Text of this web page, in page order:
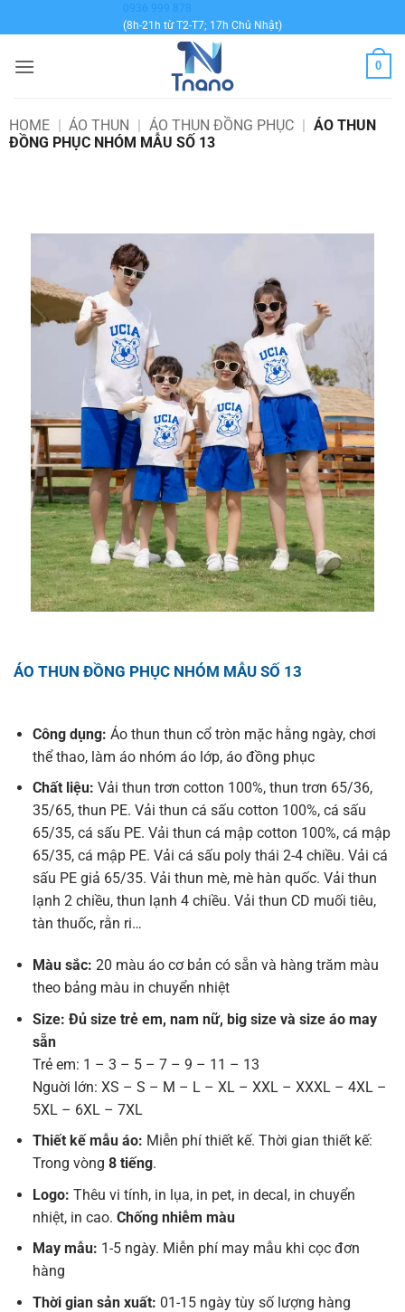
qua
dung
0936 999 878
(8h-21h từ T2-T7; 17h Chủ Nhật)
0
HOME | ÁO THUN | ÁO THUN ĐỒNG PHỤC | ÁO THUN
ĐỒNG PHỤC NHÓM MẪU SỐ 13
ÁO THUN ĐỒNG PHỤC NHÓM MẪU SỐ 13
Công dụng: Áo thun thun cổ tròn mặc hằng ngày, chơi
thể thao, làm áo nhóm áo lớp, áo đồng phục
Chất liệu: Vải thun trơn cotton 100%, thun trơn 65/36,
35/65, thun PE. Vải thun cá sấu cotton 100%, cá sấu
65/35, cá sấu PE. Vải thun cá mập cotton 100%, cá mập
65/35, cá mập PE. Vải cá sấu poly thái 2-4 chiều. Vải cá
sấu PE giả 65/35. Vải thun mè, mè hàn quốc. Vải thun
lạnh 2 chiều, thun lạnh 4 chiều. Vải thun CD muối tiêu,
tàn thuốc, rằn ri…
Màu sắc: 20 màu áo cơ bản có sẵn và hàng trăm màu
theo bảng màu in chuyển nhiệt
Size: Đủ size trẻ em, nam nữ, big size và size áo may
sẵn
Trẻ em: 1 – 3 – 5 – 7 – 9 – 11 – 13
Nguời lớn: XS – S – M – L – XL – XXL – XXXL – 4XL –
5XL – 6XL – 7XL
Thiết kế mẫu áo: Miễn phí thiết kế. Thời gian thiết kế:
Trong vòng 8 tiếng.
Logo: Thêu vi tính, in lụa, in pet, in decal, in chuyển
nhiệt, in cao. Chống nhiễm màu
May mẫu: 1-5 ngày. Miễn phí may mẫu khi cọc đơn
hàng
Thời gian sản xuất: 01-15 ngày tùy số lượng hàng